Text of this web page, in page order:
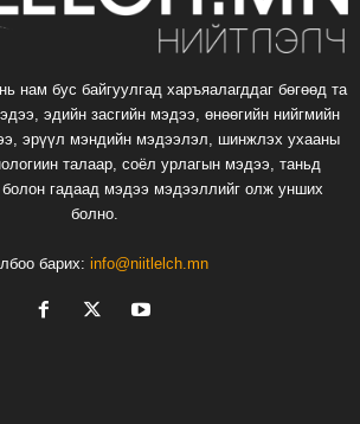
нам бус байгуулгад харъяалагддаг бөгөөд та
эдийн засгийн мэдээ, өнөөгийн нийгмийн
эрүүл мэндийн мэдээлэл, шинжлэх ухааны
талаар, соёл урлагын мэдээ, таньд
болон гадаад мэдээ мэдээллийг олж унших
болно.
барих: info@niitlelch.mn